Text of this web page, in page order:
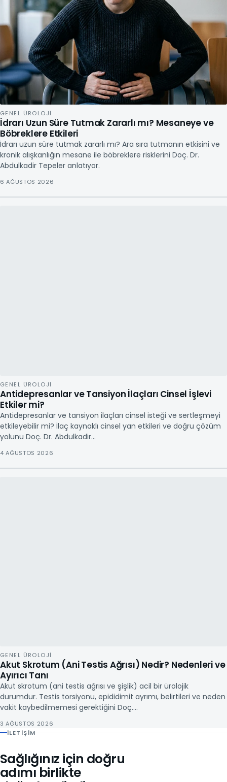
GENEL ÜROLOJI
İdrarı Uzun Süre Tutmak Zararlı mı? Mesaneye ve
Böbreklere Etkileri
İdrarı uzun süre tutmak zararlı mı? Ara sıra tutmanın etkisini ve
kronik alışkanlığın mesane ile böbreklere risklerini Doç. Dr.
Abdulkadir Tepeler anlatıyor.
6 AĞUSTOS 2026
GENEL ÜROLOJI
Antidepresanlar ve Tansiyon İlaçları Cinsel İşlevi
Etkiler mi?
Antidepresanlar ve tansiyon ilaçları cinsel isteği ve sertleşmeyi
etkileyebilir mi? İlaç kaynaklı cinsel yan etkileri ve doğru çözüm
yolunu Doç. Dr. Abdulkadir…
4 AĞUSTOS 2026
GENEL ÜROLOJI
Akut Skrotum (Ani Testis Ağrısı) Nedir? Nedenleri ve
Ayırıcı Tanı
Akut skrotum (ani testis ağrısı ve şişlik) acil bir ürolojik
durumdur. Testis torsiyonu, epididimit ayrımı, belirtileri ve neden
vakit kaybedilmemesi gerektiğini Doç.…
3 AĞUSTOS 2026
İLETIŞIM
Sağlığınız için doğru
adımı birlikte